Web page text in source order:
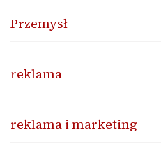
Przemysł
reklama
reklama i marketing